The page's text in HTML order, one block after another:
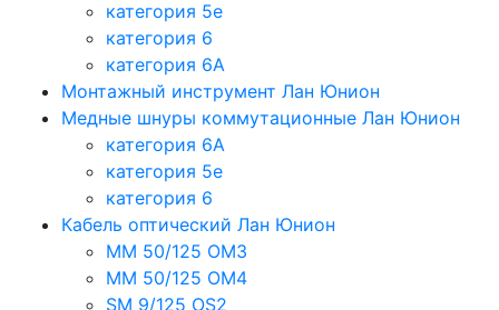
категория 5е
категория 6
категория 6A
Монтажный инструмент Лан Юнион
Медные шнуры коммутационные Лан Юнион
категория 6A
категория 5e
категория 6
Кабель оптический Лан Юнион
MM 50/125 OM3
MM 50/125 OM4
SM 9/125 OS2